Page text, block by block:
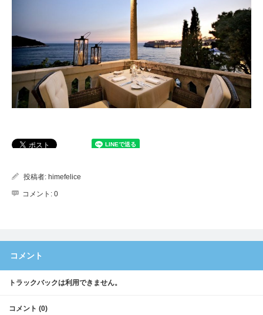
投稿者: himefelice
コメント: 0
コメント
トラックバックは利用できません。
コメント (0)